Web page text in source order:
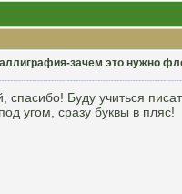
зачем это нужно
спасибо! Буду учиться
угом, сразу буквы в пляс!